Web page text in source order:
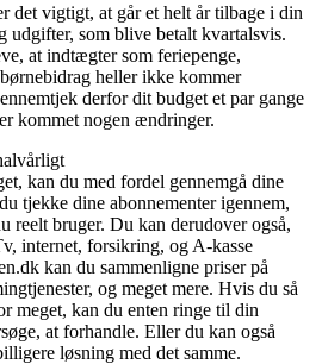
det vigtigt, at går et helt år tilbage i din
udgifter, som blive betalt kvartalsvis.
at indtægter som feriepenge,
heller ikke kommer
derfor dit budget et par gange
kommet nogen ændringer.
kan du med fordel gennemgå dine
tjekke dine abonnementer igennem,
reelt bruger. Du kan derudover også,
internet, forsikring, og A-kasse
kan du sammenligne priser på
og meget mere. Hvis du så
meget, kan du enten ringe til din
at forhandle. Eller du kan også
løsning med det samme.